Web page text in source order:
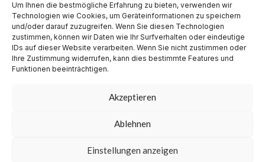
Um Ihnen die bestmögliche Erfahrung zu bieten, verwenden wir
Technologien wie Cookies, um Geräteinformationen zu speichern
und/oder darauf zuzugreifen. Wenn Sie diesen Technologien
zustimmen, können wir Daten wie Ihr Surfverhalten oder eindeutige
IDs auf dieser Website verarbeiten. Wenn Sie nicht zustimmen oder
Ihre Zustimmung widerrufen, kann dies bestimmte Features und
Funktionen beeinträchtigen.
Akzeptieren
Ablehnen
Einstellungen anzeigen
August 2024
Juli 2024
Juni 2024
Mai 2024
April 2024
März 2024
September 2023